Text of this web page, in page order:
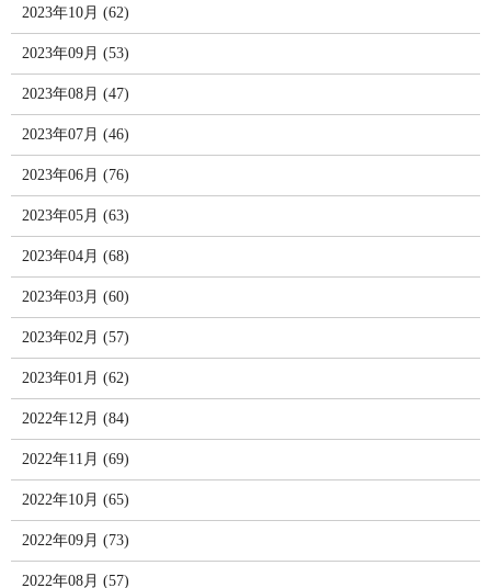
2023年10月 (62)
2023年09月 (53)
2023年08月 (47)
2023年07月 (46)
2023年06月 (76)
2023年05月 (63)
2023年04月 (68)
2023年03月 (60)
2023年02月 (57)
2023年01月 (62)
2022年12月 (84)
2022年11月 (69)
2022年10月 (65)
2022年09月 (73)
2022年08月 (57)